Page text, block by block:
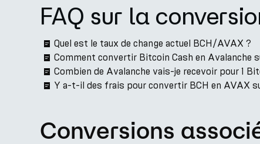
FAQ sur la
Quel est le taux de change actuel BCH/AVAX ?
Comment convertir Bitcoin Cash en Avalanche
Combien de Avalanche vais-je recevoir pour 1
Y a-t-il des frais pour convertir BCH en AVAX
Conversions